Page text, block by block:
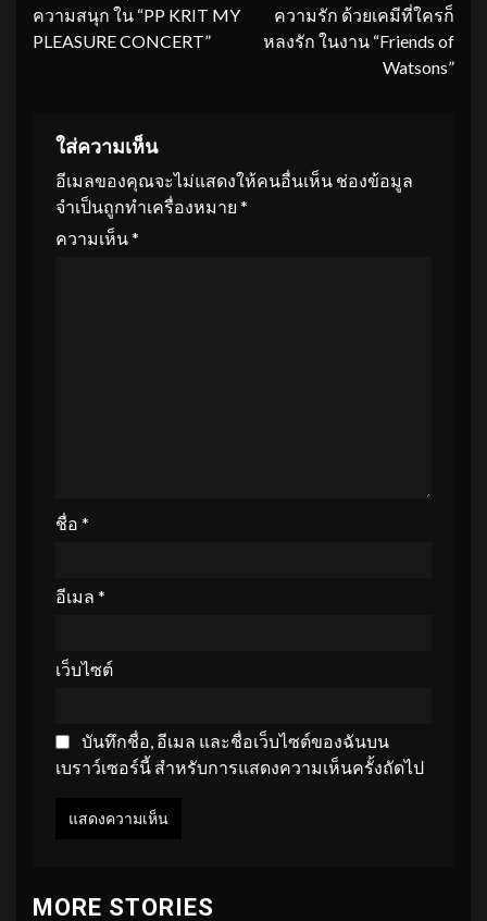
ความสนุก ใน “PP KRIT MY
PLEASURE CONCERT”
ความรัก ด้วยเคมีที่ใครก็
หลงรัก ในงาน “Friends of
Watsons”
ใส่ความเห็น
อีเมลของคุณจะไม่แสดงให้คนอื่นเห็น ช่องข้อมูล
จำเป็นถูกทำเครื่องหมาย *
ความเห็น*
ชื่อ *
อีเมล *
เว็บไซต์
บันทึกชื่อ, อีเมล และชื่อเว็บไซต์ของฉันบน
เบราว์เซอร์นี้ สำหรับการแสดงความเห็นครั้งถัดไป
MORE STORIES